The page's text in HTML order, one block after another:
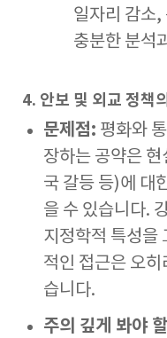
일자리 감소,
충분한 분석
4. 안보 및 외교 정책
문제점: 평화와
장하는 공약은
국 갈등 등)에 대
을 수 있습니다.
지정학적 특성을
적인 접근은 오
습니다.
주의 깊게 봐야